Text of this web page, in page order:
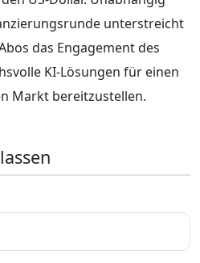
unterstreicht
das Engagement des
KI-Lösungen für einen
Markt bereitzustellen.